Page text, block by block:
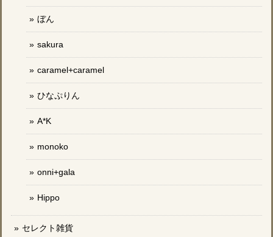
ぼん
sakura
caramel+caramel
ひなぷりん
A*K
monoko
onni+gala
Hippo
セレクト雑貨